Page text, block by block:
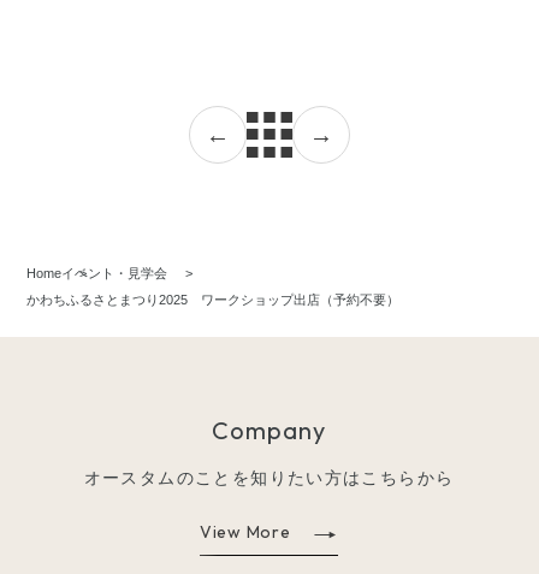
← →
Homeイベント・見学会
かわちふるさとまつり2025 ワークショップ出店（予約不要）
Company
オースタムのことを知りたい方はこちらから
View More